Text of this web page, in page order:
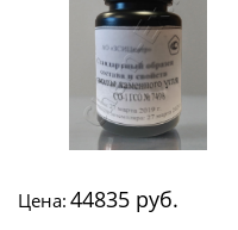
Цена: 44835 руб.